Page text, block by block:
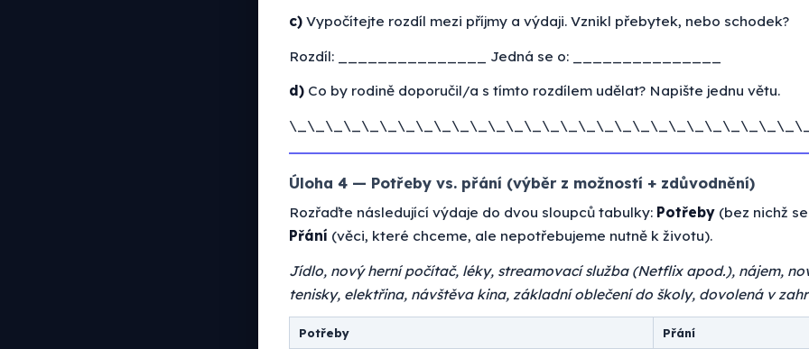
c) Vypočítejte rozdíl mezi příjmy a výdaji. Vznikl přebytek, nebo schodek?
Rozdíl: _______________ Jedná se o: _______________
d) Co by rodině doporučil/a s tímto rozdílem udělat? Napište jednu větu.
Úloha 4 — Potřeby vs. přání (výběr z možností + zdůvodnění)
Rozřaďte následující výdaje do dvou sloupců tabulky: Potřeby (bez nichž
Přání (věci, které chceme, ale nepotřebujeme nutně k životu).
Jídlo, nový herní počítač, léky, streamovací služba (Netflix apod.), nájem,
tenisky, elektřina, návštěva kina, základní oblečení do školy, dovolená v
Potřeby Přání